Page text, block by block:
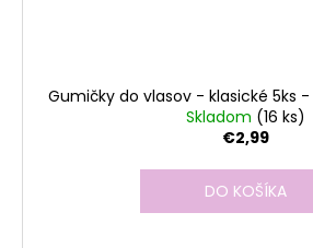
Gumičky do vlasov - klasické 5ks
Skladom (16 ks)
€2,99
DO KOŠÍKA